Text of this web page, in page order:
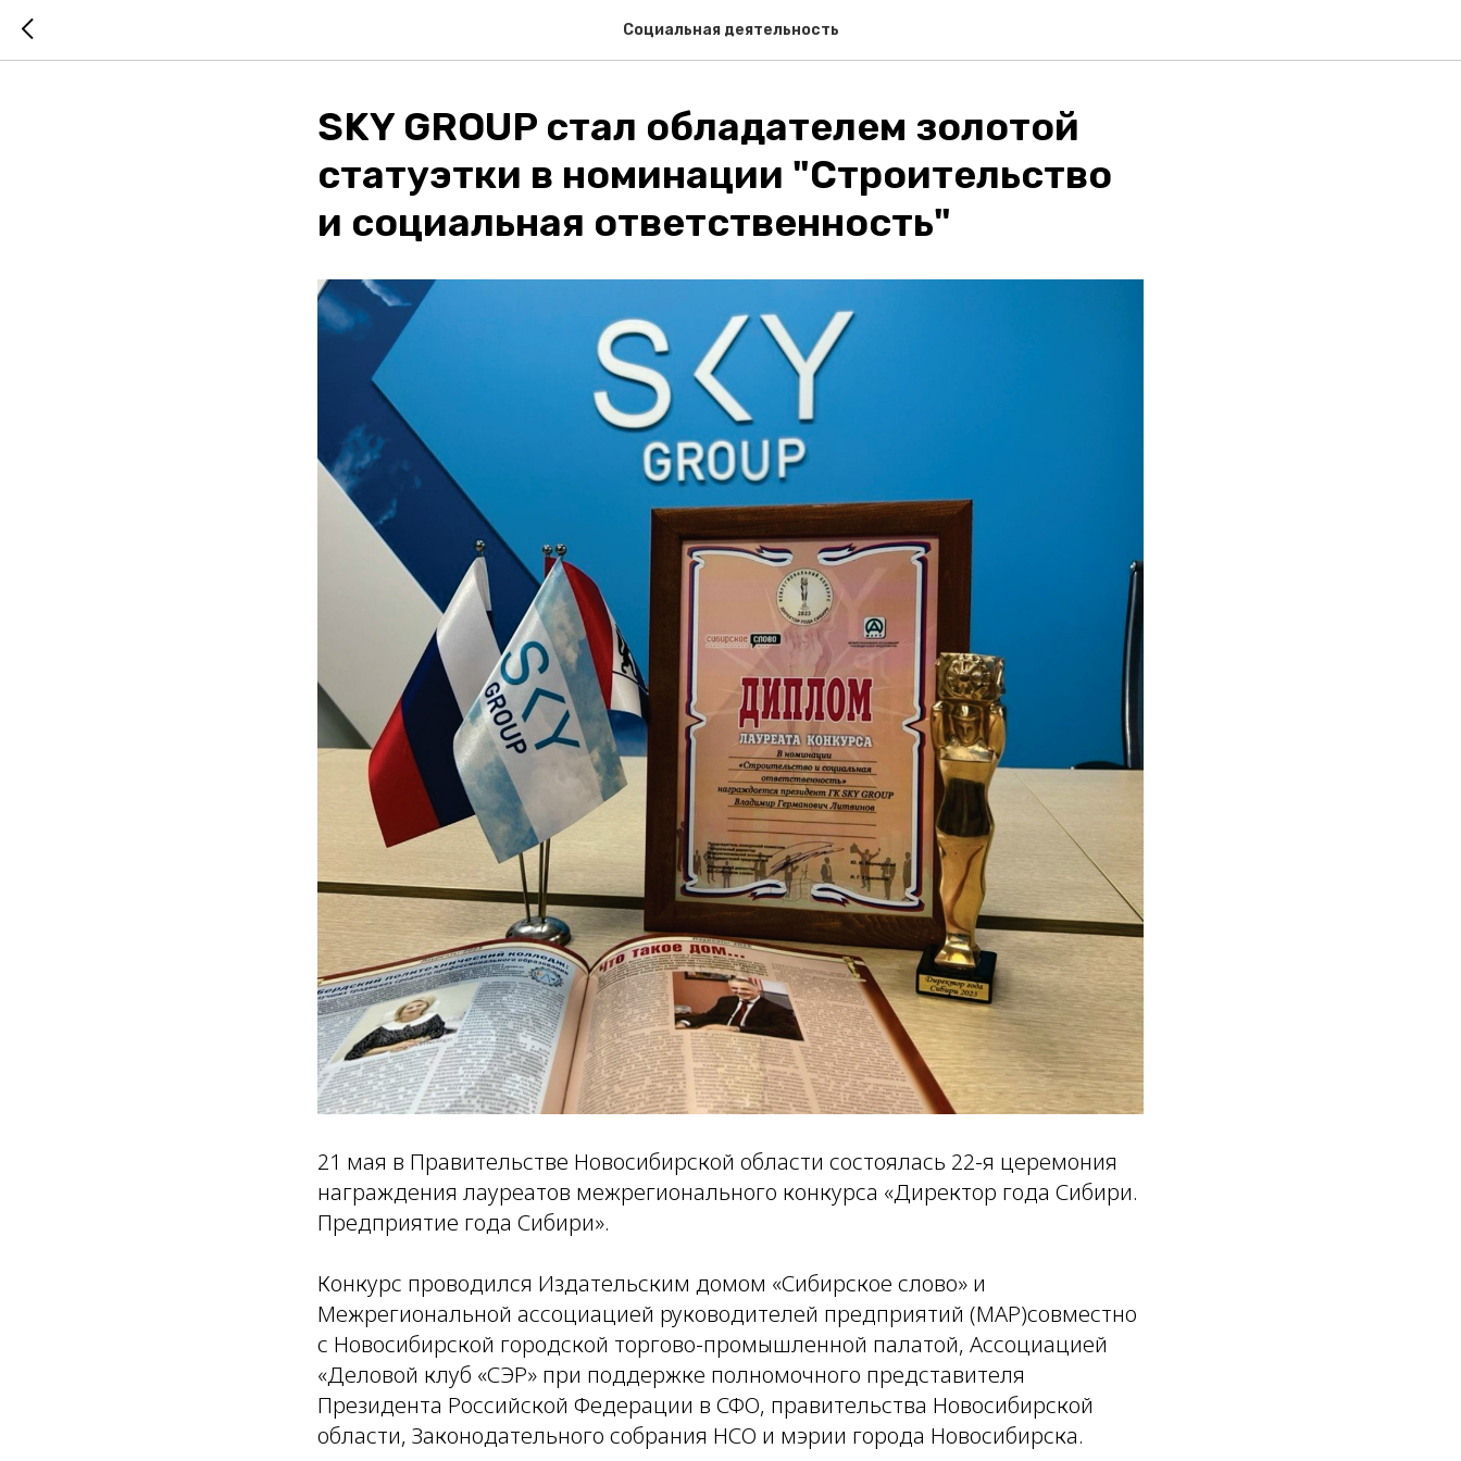
Социальная деятельность
SKY GROUP стал обладателем золотой
статуэтки в номинации "Строительство
и социальная ответственность"
21 мая в Правительстве Новосибирской области состоялась 22-я церемония
награждения лауреатов межрегионального конкурса «Директор года Сибири.
Предприятие года Сибири».
Конкурс проводился Издательским домом «Сибирское слово» и
Межрегиональной ассоциацией руководителей предприятий (МАР)совместно
с Новосибирской городской торгово-промышленной палатой, Ассоциацией
«Деловой клуб «СЭР» при поддержке полномочного представителя
Президента Российской Федерации в СФО, правительства Новосибирской
области, Законодательного собрания НСО и мэрии города Новосибирска.